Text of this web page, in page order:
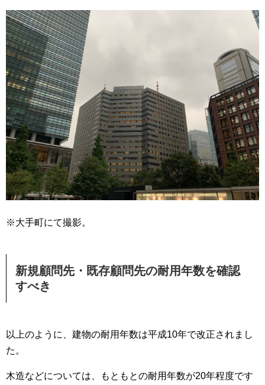
※大手町にて撮影。
新規顧問先・既存顧問先の耐用年数を確認
すべき
以上のように、建物の耐用年数は平成10年で改正されまし
た。
木造などについては、もともとの耐用年数が20年程度です